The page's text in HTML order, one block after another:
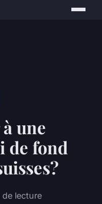
une
de fond
de lecture